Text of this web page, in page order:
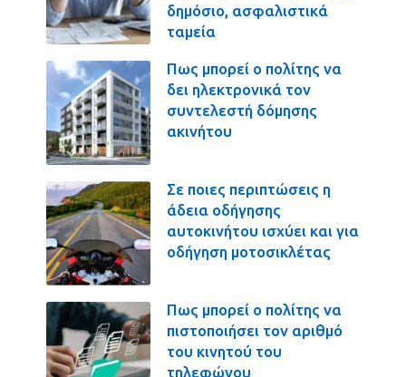
δημόσιο, ασφαλιστικά
ταμεία
Πως μπορεί ο πολίτης να
δει ηλεκτρονικά τον
συντελεστή δόμησης
ακινήτου
Σε ποιες περιπτώσεις η
άδεια οδήγησης
αυτοκινήτου ισχύει και για
οδήγηση μοτοσικλέτας
Πως μπορεί ο πολίτης να
πιστοποιήσει τον αριθμό
του κινητού του
τηλεφώνου